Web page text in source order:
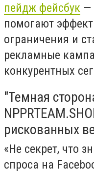
пейдж фейсбук —
помогают
ограничения и
рекламные
конкурентных
"Темная
рискованных
«Не секрет, что
спроса на